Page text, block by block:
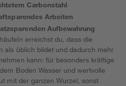
Carbonstahl
Arbeiten
Aufbewahrung
erreichst du, dass die
als üblich bildet und dadurch mehr
kann: für besonders kräftige
Boden Wasser und wertvolle
mit der ganzen Wurzel, sonst